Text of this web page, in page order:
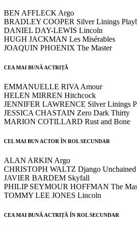
BEN AFFLECK Argo
BRADLEY COOPER Silver Linings
DANIEL DAY-LEWIS Lincoln
HUGH JACKMAN Les Misérables
JOAQUIN PHOENIX The Master
CEA MAI BUNĂ ACTRIȚĂ
EMMANUELLE RIVA Amour
HELEN MIRREN Hitchcock
JENNIFER LAWRENCE Silver Linings
JESSICA CHASTAIN Zero Dark Thirty
MARION COTILLARD Rust and Bone
CEL MAI BUN ACTOR ÎN ROL SECUNDAR
ALAN ARKIN Argo
CHRISTOPH WALTZ Django Unchained
JAVIER BARDEM Skyfall
PHILIP SEYMOUR HOFFMAN The
TOMMY LEE JONES Lincoln
CEA MAI BUNĂ ACTRIȚĂ ÎN ROL SECUNDAR